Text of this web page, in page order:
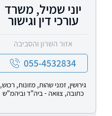
יוני שמיל, משרד
עורכי דין וגישור
אזור השרון והסביבה
055-4532834
גירושין, זמני שהות, מזונות, רכוש,
כתובה, צוואה - ביה"ד וביהמ"ש